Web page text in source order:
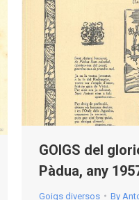
GOIGS del
Pàdua, any
Goigs diversos By